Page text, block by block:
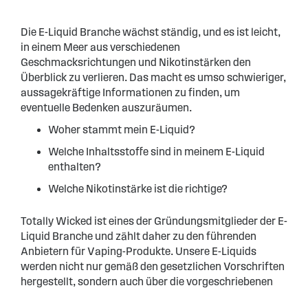
Die E-Liquid Branche wächst ständig, und es ist leicht,
in einem Meer aus verschiedenen
Geschmacksrichtungen und Nikotinstärken den
Überblick zu verlieren. Das macht es umso schwieriger,
aussagekräftige Informationen zu finden, um
eventuelle Bedenken auszuräumen.
Woher stammt mein E-Liquid?
Welche Inhaltsstoffe sind in meinem E-Liquid
enthalten?
Welche Nikotinstärke ist die richtige?
Totally Wicked ist eines der Gründungsmitglieder der E-
Liquid Branche und zählt daher zu den führenden
Anbietern für Vaping-Produkte. Unsere E-Liquids
werden nicht nur gemäß den gesetzlichen Vorschriften
hergestellt, sondern auch über die vorgeschriebenen